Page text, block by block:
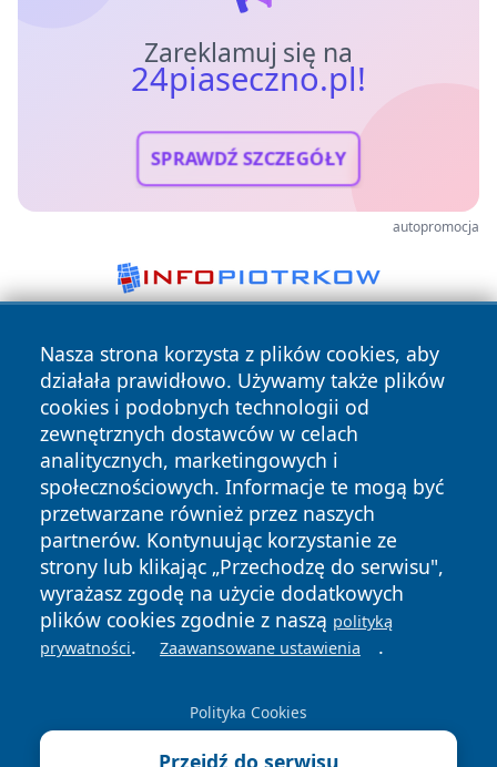
Zareklamuj się na
24piaseczno.pl!
SPRAWDŹ SZCZEGÓŁY
autopromocja
Nasza strona korzysta z plików cookies, aby
działała prawidłowo. Używamy także plików
cookies i podobnych technologii od
zewnętrznych dostawców w celach
analitycznych, marketingowych i
społecznościowych. Informacje te mogą być
przetwarzane również przez naszych
partnerów. Kontynuując korzystanie ze
strony lub klikając „Przechodzę do serwisu",
wyrażasz zgodę na użycie dodatkowych
plików cookies zgodnie z naszą polityką
prywatności. Zaawansowane ustawienia .
Polityka Cookies
Przejdź do serwisu
Copyright © 2026 24piaseczno.pl Wszystkie prawa
zastrzeżone.
News Autorzy
Polityka
Prywatności
Polityka
Cookies